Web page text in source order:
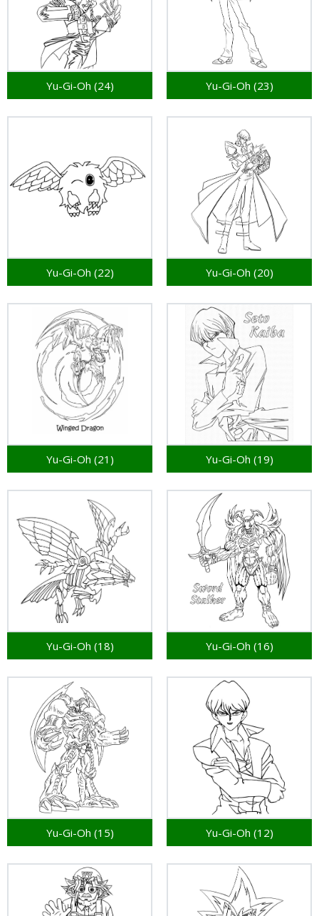
Yu-Gi-Oh (24) Yu-Gi-Oh (23)
Yu-Gi-Oh (22) Yu-Gi-Oh (20)
Yu-Gi-Oh (21) Yu-Gi-Oh (19)
Yu-Gi-Oh (18) Yu-Gi-Oh (16)
Yu-Gi-Oh (15) Yu-Gi-Oh (12)